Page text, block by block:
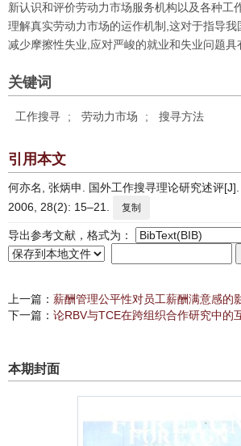
新认识和评价劳动力市场服务机构以及各种工
理解真实劳动力市场的运作机制,这对于指导我
减少摩擦性失业,应对严峻的就业和失业问题具
关键词
工作搜寻 ; 劳动力市场 ; 搜寻方法
引用本文
何亦名, 张炳申. 国外工作搜寻理论研究述评[J].
2006, 28(2): 15–21.
复制
导出参考文献，格式为：
上一篇： 薪酬管理公平性对员工薪酬满意感的
下一篇： 论RBV与TCE在跨组织合作研究中的
本期封面